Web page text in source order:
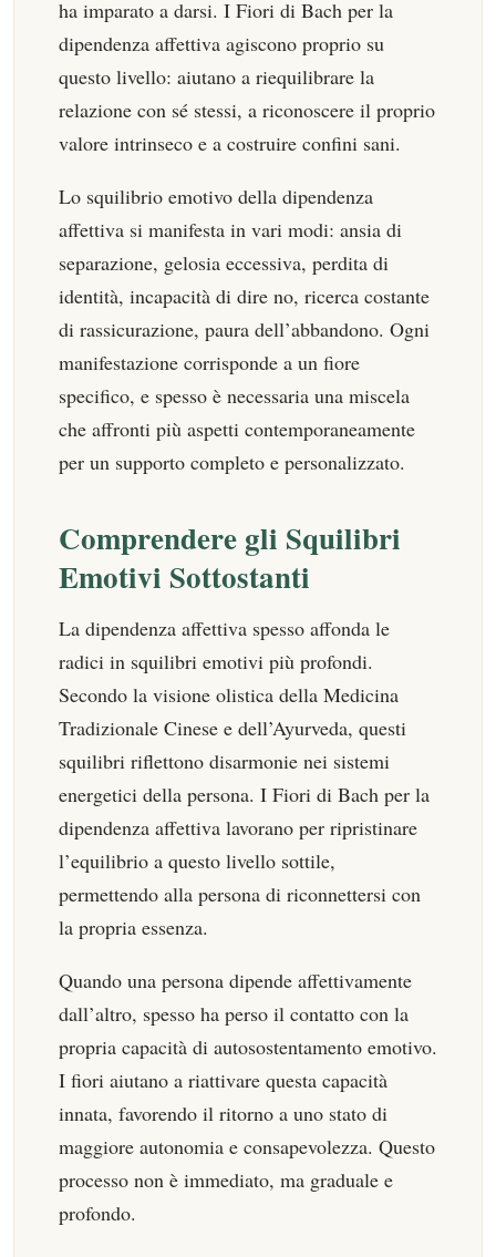
ha imparato a darsi. I Fiori di Bach per la
dipendenza affettiva agiscono proprio su
questo livello: aiutano a riequilibrare la
relazione con sé stessi, a riconoscere il proprio
valore intrinseco e a costruire confini sani.
Lo squilibrio emotivo della dipendenza
affettiva si manifesta in vari modi: ansia di
separazione, gelosia eccessiva, perdita di
identità, incapacità di dire no, ricerca costante
di rassicurazione, paura dell’abbandono. Ogni
manifestazione corrisponde a un fiore
specifico, e spesso è necessaria una miscela
che affronti più aspetti contemporaneamente
per un supporto completo e personalizzato.
Comprendere gli Squilibri
Emotivi Sottostanti
La dipendenza affettiva spesso affonda le
radici in squilibri emotivi più profondi.
Secondo la visione olistica della Medicina
Tradizionale Cinese e dell’Ayurveda, questi
squilibri riflettono disarmonie nei sistemi
energetici della persona. I Fiori di Bach per la
dipendenza affettiva lavorano per ripristinare
l’equilibrio a questo livello sottile,
permettendo alla persona di riconnettersi con
la propria essenza.
Quando una persona dipende affettivamente
dall’altro, spesso ha perso il contatto con la
propria capacità di autosostentamento emotivo.
I fiori aiutano a riattivare questa capacità
innata, favorendo il ritorno a uno stato di
maggiore autonomia e consapevolezza. Questo
processo non è immediato, ma graduale e
profondo.